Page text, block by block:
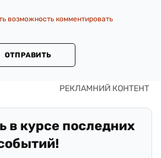
возможность комментировать
ОТПРАВИТЬ
в курсе последних